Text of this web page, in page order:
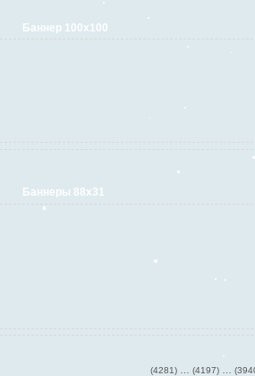
Баннер 100х100
Баннеры 88х31
(4197)… (3940)…